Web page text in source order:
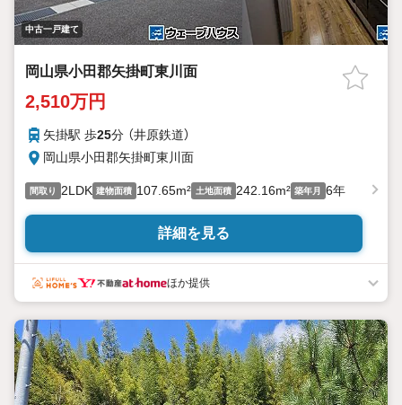
中古一戸建て
岡山県小田郡矢掛町東川面
2,510万円
矢掛駅 歩25分 （井原鉄道）
岡山県小田郡矢掛町東川面
間取り 2LDK 建物面積 107.65m² 土地面積 242.16m² 築年月 6年
詳細を見る
ほか提供